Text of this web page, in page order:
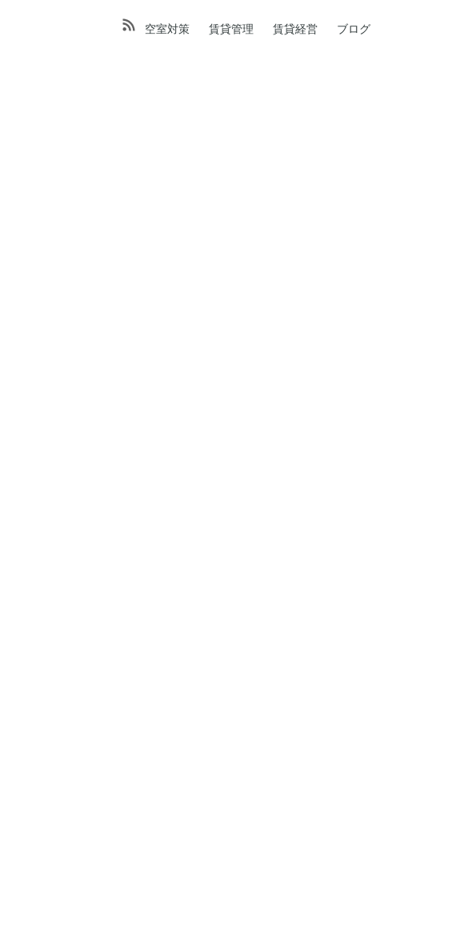
空室対策 賃貸管理 賃貸経営 ブログ